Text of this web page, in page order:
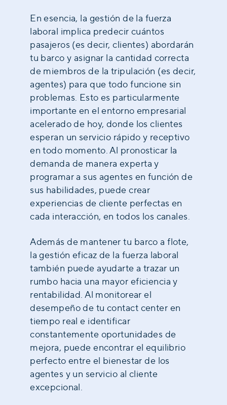
En esencia, la gestión de la fuerza
laboral implica predecir cuántos
pasajeros (es decir, clientes) abordarán
tu barco y asignar la cantidad correcta
de miembros de la tripulación (es decir,
agentes) para que todo funcione sin
problemas. Esto es particularmente
importante en el entorno empresarial
acelerado de hoy, donde los clientes
esperan un servicio rápido y receptivo
en todo momento. Al pronosticar la
demanda de manera experta y
programar a sus agentes en función de
sus habilidades, puede crear
experiencias de cliente perfectas en
cada interacción, en todos los canales.
Además de mantener tu barco a flote,
la gestión eficaz de la fuerza laboral
también puede ayudarte a trazar un
rumbo hacia una mayor eficiencia y
rentabilidad. Al monitorear el
desempeño de tu contact center en
tiempo real e identificar
constantemente oportunidades de
mejora, puede encontrar el equilibrio
perfecto entre el bienestar de los
agentes y un servicio al cliente
excepcional.